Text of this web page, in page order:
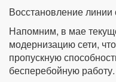
Восстановление линии
Напомним, в мае
модернизацию сети,
пропускную
бесперебойную работу.